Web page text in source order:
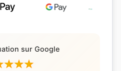
sur Google